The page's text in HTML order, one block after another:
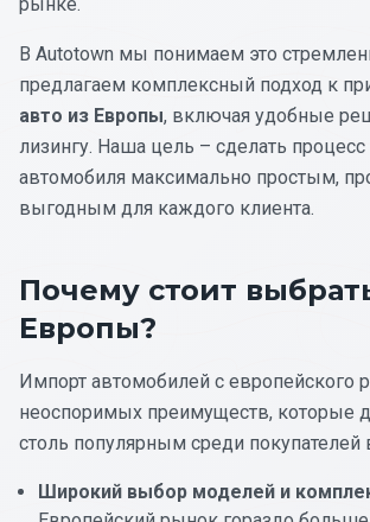
В Autotown мы понимаем это
предлагаем комплексный подход к
авто из Европы, включая удобные
лизингу. Наша цель – сделать процесс
автомобиля максимально простым,
выгодным для каждого клиента.
Почему стоит
Европы?
Импорт автомобилей с европейского
неоспоримых преимуществ, которые
столь популярным среди покупателей
Широкий выбор моделей и